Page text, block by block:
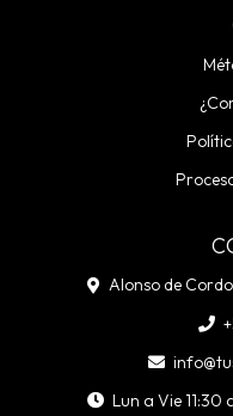
Alonso de
Lun a Vie